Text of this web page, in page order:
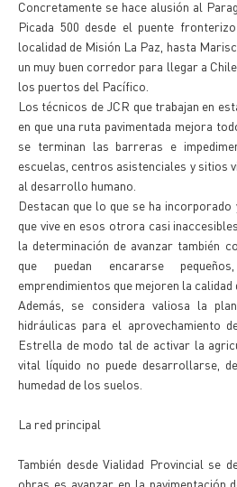
Concretamente se hace alusión al
Picada 500 desde el puente
localidad de Misión La Paz, hasta
un muy buen corredor para llegar a
los puertos del Pacífico.
Los técnicos de JCR que trabajan en
en que una ruta pavimentada mejora
se terminan las barreras e
escuelas, centros asistenciales y sitios
al desarrollo humano.
Destacan que lo que se ha
que vive en esos otrora casi
la determinación de avanzar también
que puedan encararse
emprendimientos que mejoren la calidad
Además, se considera valiosa la
hidráulicas para el aprovechamiento
Estrella de modo tal de activar la
vital líquido no puede desarrollarse,
humedad de los suelos.
La red principal
También desde Vialidad Provincial se
obras es avanzar en la pavimentación